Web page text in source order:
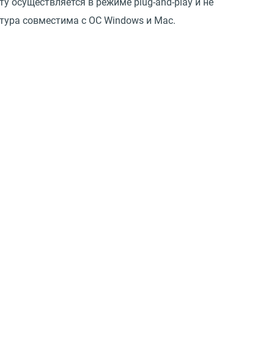
осуществляется в режиме plug-and-play и не
совместима с ОС Windows и Mac.